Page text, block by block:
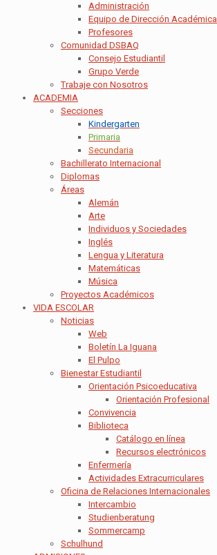
Administración
Equipo de Dirección Académica
Profesores
Comunidad DSBAQ
Consejo Estudiantil
Grupo Verde
Trabaje con Nosotros
ACADEMIA
Secciones
Kindergarten
Primaria
Secundaria
Bachillerato Internacional
Diplomas
Áreas
Alemán
Arte
Individuos y Sociedades
Inglés
Lengua y Literatura
Matemáticas
Música
Proyectos Académicos
VIDA ESCOLAR
Noticias
Web
Boletín La Iguana
El Pulpo
Bienestar Estudiantil
Orientación Psicoeducativa
Orientación Profesional
Convivencia
Biblioteca
Catálogo en línea
Recursos electrónicos
Enfermería
Actividades Extracurriculares
Oficina de Relaciones Internacionales
Intercambio
Studienberatung
Sommercamp
Schulhund